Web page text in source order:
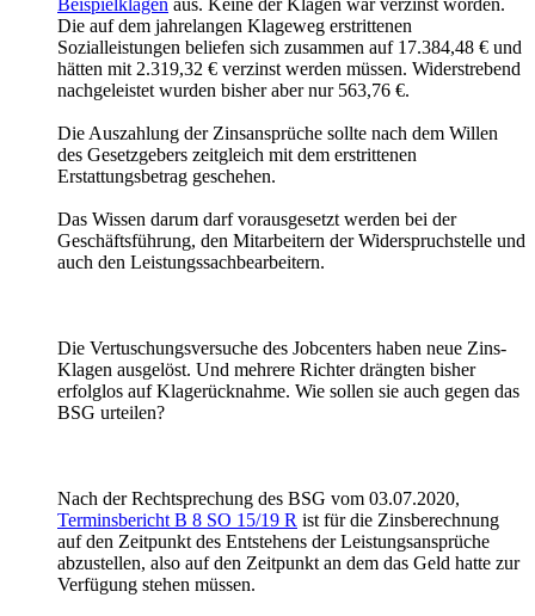
Beispielklagen aus. Keine der Klagen war verzinst worden.
Die auf dem jahrelangen Klageweg erstrittenen
Sozialleistungen beliefen sich zusammen auf 17.384,48 € und
hätten mit 2.319,32 € verzinst werden müssen. Widerstrebend
nachgeleistet wurden bisher aber nur 563,76 €.
Die Auszahlung der Zinsansprüche sollte nach dem Willen
des Gesetzgebers zeitgleich mit dem erstrittenen
Erstattungsbetrag geschehen.
Das Wissen darum darf vorausgesetzt werden bei der
Geschäftsführung, den Mitarbeitern der Widerspruchstelle und
auch den Leistungssachbearbeitern.
Die Vertuschungsversuche des Jobcenters haben neue Zins-
Klagen ausgelöst. Und mehrere Richter drängten bisher
erfolglos auf Klagerücknahme. Wie sollen sie auch gegen das
BSG urteilen?
Nach der Rechtsprechung des BSG vom 03.07.2020,
Terminsbericht B 8 SO 15/19 R ist für die Zinsberechnung
auf den Zeitpunkt des Entstehens der Leistungsansprüche
abzustellen, also auf den Zeitpunkt an dem das Geld hatte zur
Verfügung stehen müssen.